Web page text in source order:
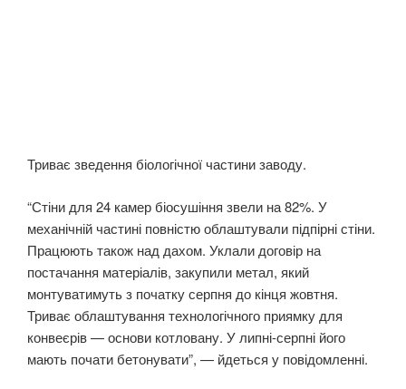
Триває зведення біологічної частини заводу.
“Стіни для 24 камер біосушіння звели на 82%. У
механічній частині повністю облаштували підпірні стіни.
Працюють також над дахом. Уклали договір на
постачання матеріалів, закупили метал, який
монтуватимуть з початку серпня до кінця жовтня.
Триває облаштування технологічного приямку для
конвеєрів — основи котловану. У липні-серпні його
мають почати бетонувати”, — йдеться у повідомленні.